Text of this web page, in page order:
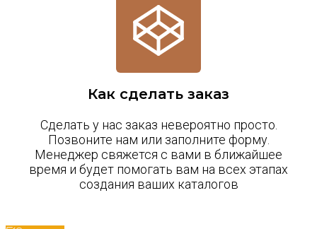
Как сделать заказ
Сделать у нас заказ невероятно просто.
Позвоните нам или заполните форму.
Менеджер свяжется с вами в ближайшее
время и будет помогать вам на всех этапах
создания ваших каталогов